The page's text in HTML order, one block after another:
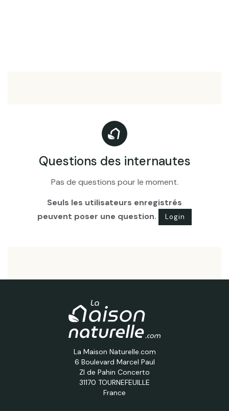
Questions des internautes
Pas de questions pour le moment.
Seuls les utilisateurs enregistrés
peuvent poser une question.
Login
La Maison Naturelle.com
6 Boulevard Marcel Paul
ZI de Pahin Concerto
31170 TOURNEFEUILLE
France